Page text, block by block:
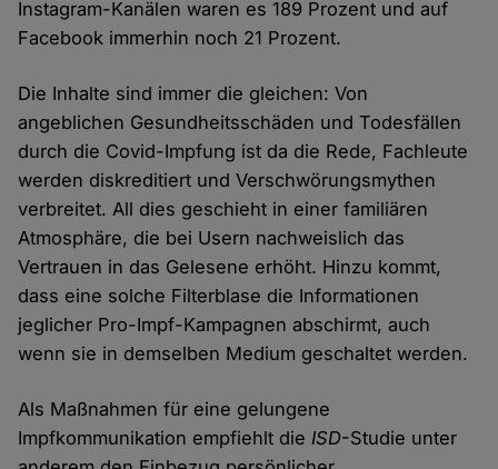
Instagram-Kanälen waren es 189 Prozent und auf
Facebook immerhin noch 21 Prozent.
Die Inhalte sind immer die gleichen: Von
angeblichen Gesundheitsschäden und Todesfällen
durch die Covid-Impfung ist da die Rede, Fachleute
werden diskreditiert und Verschwörungsmythen
verbreitet. All dies geschieht in einer familiären
Atmosphäre, die bei Usern nachweislich das
Vertrauen in das Gelesene erhöht. Hinzu kommt,
dass eine solche Filterblase die Informationen
jeglicher Pro-Impf-Kampagnen abschirmt, auch
wenn sie in demselben Medium geschaltet werden.
Als Maßnahmen für eine gelungene
Impfkommunikation empfiehlt dieISD-Studie unter